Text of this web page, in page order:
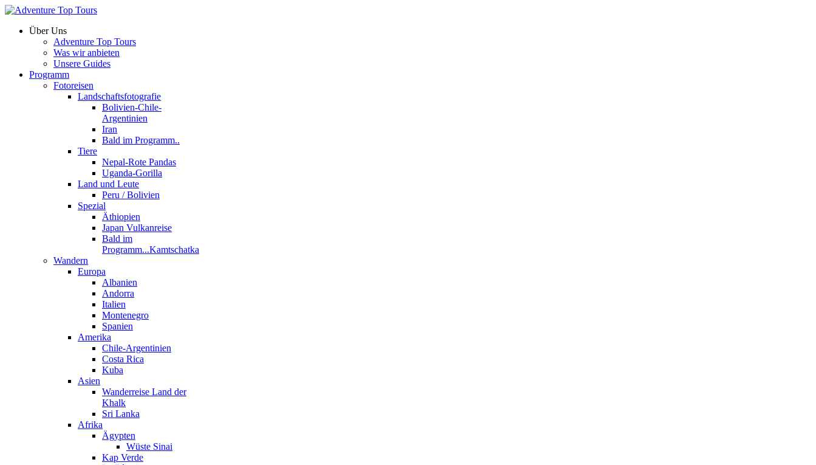
Über Uns
Adventure Top Tours
Was wir anbieten
Unsere Guides
Programm
Fotoreisen
Landschaftsfotografie
Bolivien-Chile-
Argentinien
Iran
Bald im Programm..
Tiere
Nepal-Rote Pandas
Uganda-Gorilla
Land und Leute
Peru / Bolivien
Spezial
Äthiopien
Japan Vulkanreise
Bald im
Programm...Kamtschatka
Wandern
Europa
Albanien
Andorra
Italien
Montenegro
Spanien
Amerika
Chile-Argentinien
Costa Rica
Kuba
Asien
Wanderreise Land der
Khalk
Sri Lanka
Afrika
Ägypten
Wüste Sinai
Kap Verde